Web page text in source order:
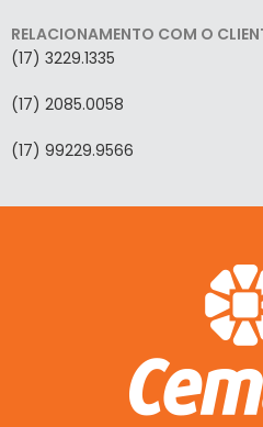
RELACIONAMENTO COM O
(17) 3229.1335
(17) 2085.0058
(17) 99229.9566